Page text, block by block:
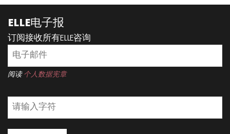
ELLE电子报
订阅接收所有ELLE咨询
阅读 个人数据宪章